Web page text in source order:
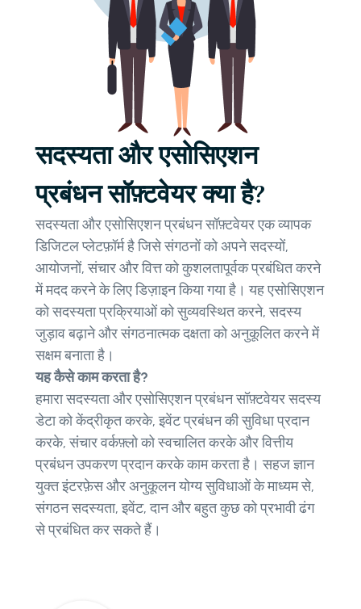
सदस्यता और एसोसिएशन
प्रबंधन सॉफ़्टवेयर क्या है?
सदस्यता और एसोसिएशन प्रबंधन सॉफ़्टवेयर एक व्यापक
डिजिटल प्लेटफ़ॉर्म है जिसे संगठनों को अपने सदस्यों,
आयोजनों, संचार और वित्त को कुशलतापूर्वक प्रबंधित करने
में मदद करने के लिए डिज़ाइन किया गया है। यह एसोसिएशन
को सदस्यता प्रक्रियाओं को सुव्यवस्थित करने, सदस्य
जुड़ाव बढ़ाने और संगठनात्मक दक्षता को अनुकूलित करने में
सक्षम बनाता है।
यह कैसे काम करता है?
हमारा सदस्यता और एसोसिएशन प्रबंधन सॉफ़्टवेयर सदस्य
डेटा को केंद्रीकृत करके, इवेंट प्रबंधन की सुविधा प्रदान
करके, संचार वर्कफ़्लो को स्वचालित करके और वित्तीय
प्रबंधन उपकरण प्रदान करके काम करता है। सहज ज्ञान
युक्त इंटरफ़ेस और अनुकूलन योग्य सुविधाओं के माध्यम से,
संगठन सदस्यता, इवेंट, दान और बहुत कुछ को प्रभावी ढंग
से प्रबंधित कर सकते हैं।